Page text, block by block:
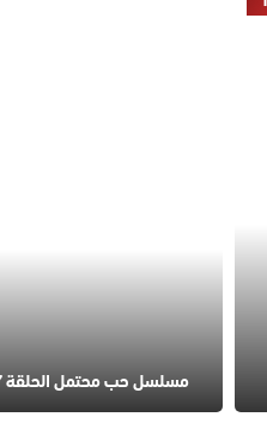
مسلسل حب محتمل الحلقة 7 مترجم